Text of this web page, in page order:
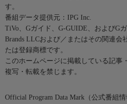
す。
番組データ提供元：IPG Inc.
TiVo、Gガイド、G-GUIDE、およびG
Brands LLCおよび／またはその関連会
たは登録商標です。
このホームページに掲載している記事
複写・転載を禁じます。
Official Program Data Mark（公式番組情